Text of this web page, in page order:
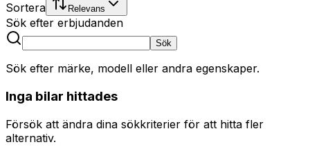
Sortera Relevans
Sök efter erbjudanden
Sök
Sök efter märke, modell eller andra egenskaper.
Inga bilar hittades
Försök att ändra dina sökkriterier för att hitta fler
alternativ.